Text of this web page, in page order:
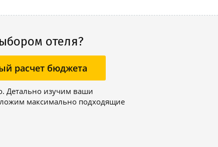
отеля?
расчет бюджета
Детально изучим ваши
максимально подходящие